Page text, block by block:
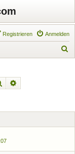
Anmelden
Registrieren
Suche